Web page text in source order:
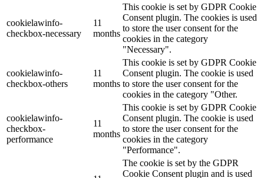
cookielawinfo-
checkbox-necessary
11
months
This cookie is set by GDPR Cookie
Consent plugin. The cookies is used
to store the user consent for the
cookies in the category
"Necessary".
cookielawinfo-
checkbox-others
11
months
This cookie is set by GDPR Cookie
Consent plugin. The cookie is used
to store the user consent for the
cookies in the category "Other.
cookielawinfo-
checkbox-
performance
11
months
This cookie is set by GDPR Cookie
Consent plugin. The cookie is used
to store the user consent for the
cookies in the category
"Performance".
The cookie is set by the GDPR
Cookie Consent plugin and is used